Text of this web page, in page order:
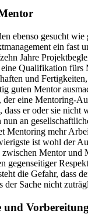
ebenso gesucht wie
ein fast
Jahre
Qualifikation fürs
und
guten Mentor
der eine Mentoring-
er oder sie nicht
an
Mentoring mehr
ist wohl der
Mentor und
gegenseitiger
die Gefahr, dass
der Sache nicht
und Vorbereitung